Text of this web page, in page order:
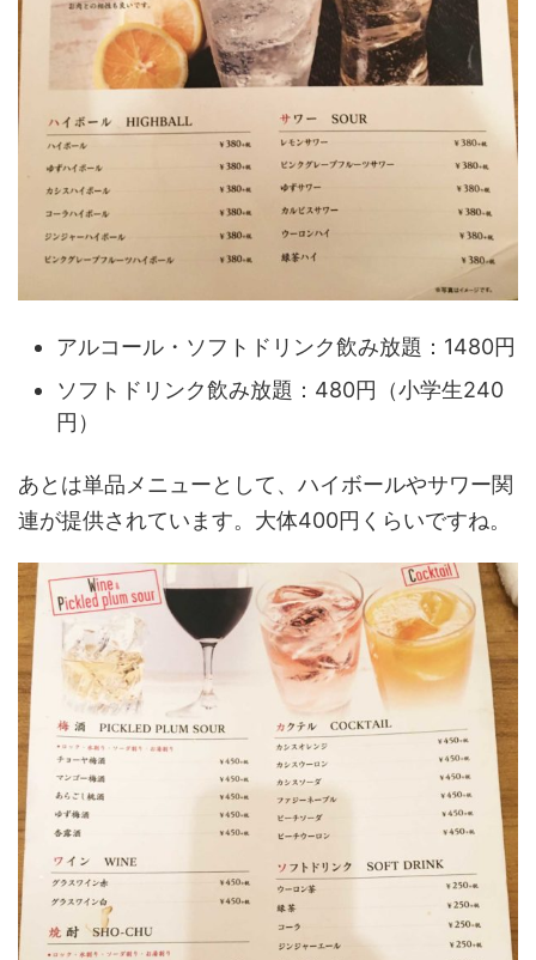
アルコール・ソフトドリンク飲み放題：1480円
ソフトドリンク飲み放題：480円（小学生240
円）
あとは単品メニューとして、ハイボールやサワー関
連が提供されています。大体400円くらいですね。